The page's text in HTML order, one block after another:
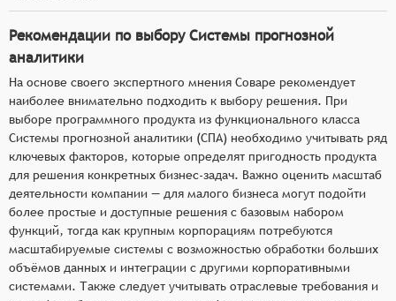
Рекомендации по выбору Системы прогнозной
аналитики
На основе своего экспертного мнения Соваре рекомендует
наиболее внимательно подходить к выбору решения. При
выборе программного продукта из функционального класса
Системы прогнозной аналитики (СПА) необходимо учитывать ряд
ключевых факторов, которые определят пригодность продукта
для решения конкретных бизнес-задач. Важно оценить масштаб
деятельности компании — для малого бизнеса могут подойти
более простые и доступные решения с базовым набором
функций, тогда как крупным корпорациям потребуются
масштабируемые системы с возможностью обработки больших
объёмов данных и интеграции с другими корпоративными
системами. Также следует учитывать отраслевые требования и